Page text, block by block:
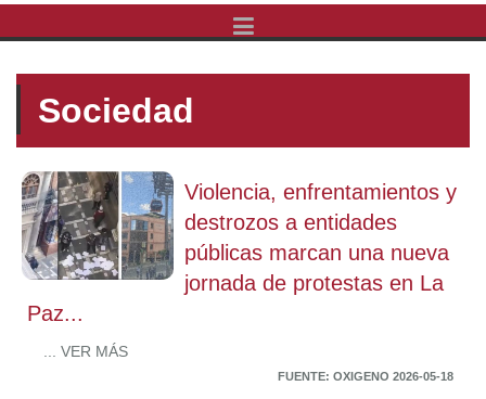
Sociedad
Violencia, enfrentamientos y
destrozos a entidades
públicas marcan una nueva
jornada de protestas en La
Paz...
... VER MÁS
FUENTE: OXIGENO 2026-05-18